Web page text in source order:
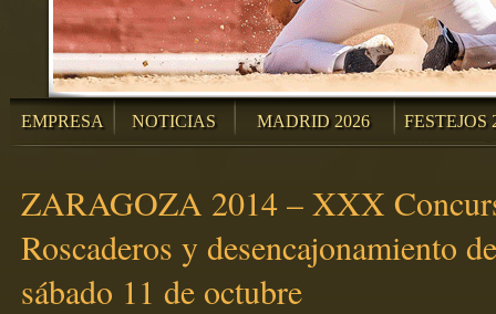
EMPRESA NOTICIAS MADRID 2026 FESTEJOS
ZARAGOZA 2014 – XXX
Roscaderos y desencajonamiento
sábado 11 de octubre